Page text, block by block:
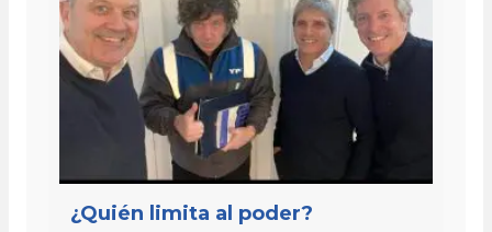
¿Quién limita al poder?